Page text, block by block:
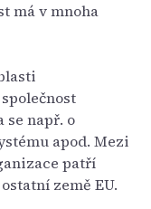
má v mnoha
se např. o
apod. Mezi
patří
země EU.